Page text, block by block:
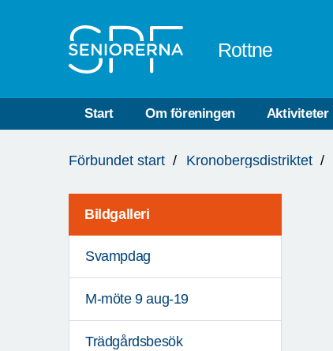
Rottne
Start Om föreningen Aktiviteter
är
Förbundet start Kronobergsdistriktet
Bildgalleri
Svampdag
M-möte 9 aug-19
Trädgårdsbesök